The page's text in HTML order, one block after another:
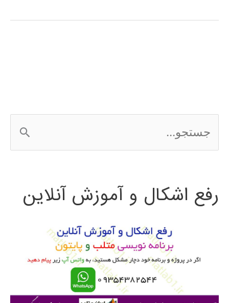
فارسي
س
ج
رفع اشکال و آموزش آنلاین